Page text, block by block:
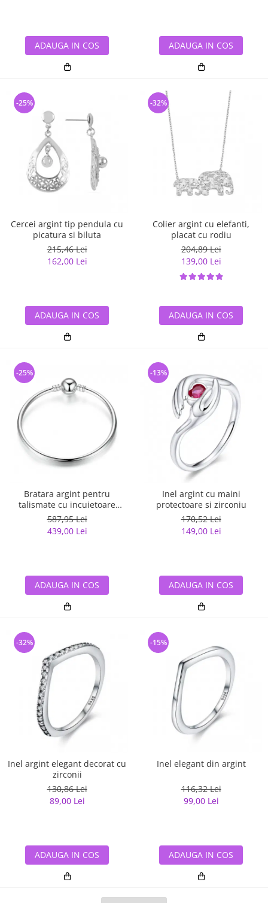
ADAUGA IN COS ADAUGA IN COS
Cercei argint tip pendula cu
picatura si biluta
215,46 Lei
162,00 Lei
-25%
ADAUGA IN COS
Colier argint cu elefanti,
placat cu rodiu
204,89 Lei
139,00 Lei
-32%
ADAUGA IN COS
Bratara argint pentru
talismate cu incuietoare
sferica
587,95 Lei
439,00 Lei
-25%
ADAUGA IN COS
Inel argint cu maini
protectoare si zirconiu
170,52 Lei
149,00 Lei
-13%
ADAUGA IN COS
Inel argint elegant decorat cu
zirconii
130,86 Lei
89,00 Lei
-32%
ADAUGA IN COS
Inel elegant din argint
116,32 Lei
99,00 Lei
-15%
ADAUGA IN COS